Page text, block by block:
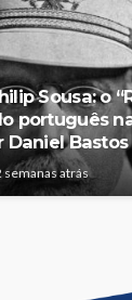
Sousa: o
português
Daniel Bastos
semanas atrás